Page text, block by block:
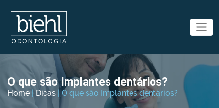
O que são Implantes dentários?
Home |Dicas |O que são Implantes dentários?